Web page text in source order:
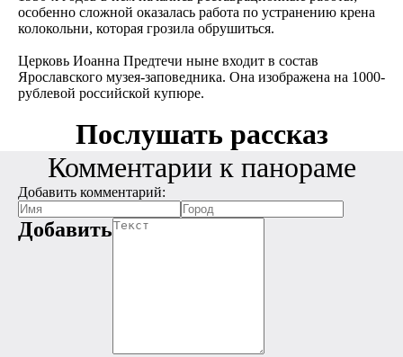
особенно сложной оказалась работа по устранению крена
колокольни, которая грозила обрушиться.
Церковь Иоанна Предтечи ныне входит в состав
Ярославского музея-заповедника. Она изображена на 1000-
рублевой российской купюре.
Послушать рассказ
Комментарии к панораме
Добавить комментарий:
Добавить